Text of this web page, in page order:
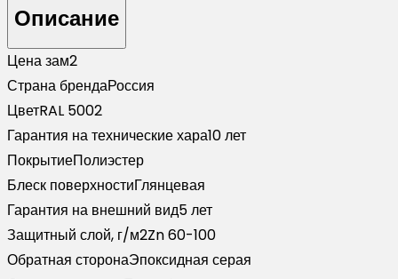
Grand
Line
classic
0,45
PE
с
пленкой
RAL
5002
ультрамариново-
Описание
Цена зам2
Страна брендаРоссия
ЦветRAL 5002
Гарантия на технические хара10 лет
ПокрытиеПолиэстер
Блеск поверхностиГлянцевая
Гарантия на внешний вид5 лет
Защитный слой, г/м2Zn 60-100
Обратная сторонаЭпоксидная серая